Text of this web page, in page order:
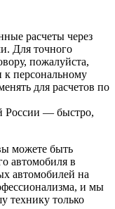
расчеты через
Для точного
пожалуйста,
к персональному
для расчетов по
России — быстро,
можете быть
автомобиля в
автомобилей на
и мы
технику только